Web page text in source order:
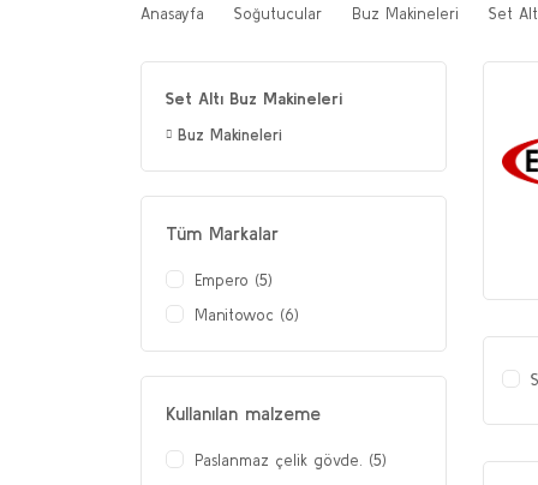
Anasayfa Soğutucular Buz Makineleri Set
Set Altı Buz Makineleri
Buz Makineleri
Tüm Markalar
Empero (5)
Manitowoc (6)
Kullanılan malzeme
Paslanmaz çelik gövde. (5)